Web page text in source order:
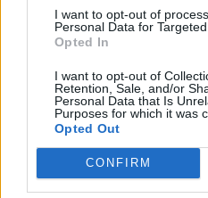
I want to opt-out of
Personal Data for Targeted
Opted In
I want to opt-out of
Retention, Sale, and/or
Personal Data that Is
Purposes for which it was
Opted Out
CONFIRM
Ευρυδίκη Βαλαβάνη:
τον Γρηγόρη Μόργκαν
εξομολόγηση – «Πριν
ονειρευόμουν έναν
CELEBRITIES